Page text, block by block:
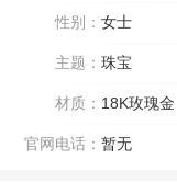
性别： 女士
主题： 珠宝
材质： 18K玫瑰金
官网电话： 暂无